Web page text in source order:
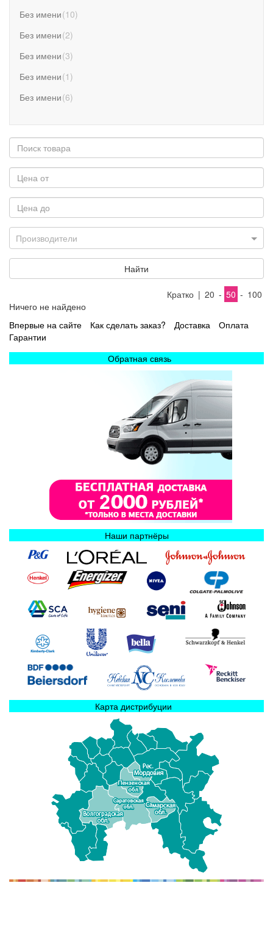
Без имени(10)
Без имени(2)
Без имени(3)
Без имени(1 )
Без имени(6)
Производители
Найти
Кратко | 20 - 50 - 100
Ничего не найдено
Впервые на сайте
Как сделать заказ? Доставка
Оплата
Гарантии
Обратная связь
Наши партнёры
Карта дистрибуции